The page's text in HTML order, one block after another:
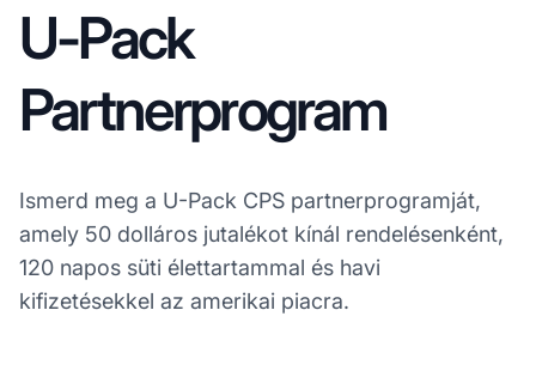
U-Pack
Partnerprogram
Ismerd meg a U-Pack CPS partnerprogramját,
amely 50 dolláros jutalékot kínál rendelésenként,
120 napos süti élettartammal és havi
kifizetésekkel az amerikai piacra.